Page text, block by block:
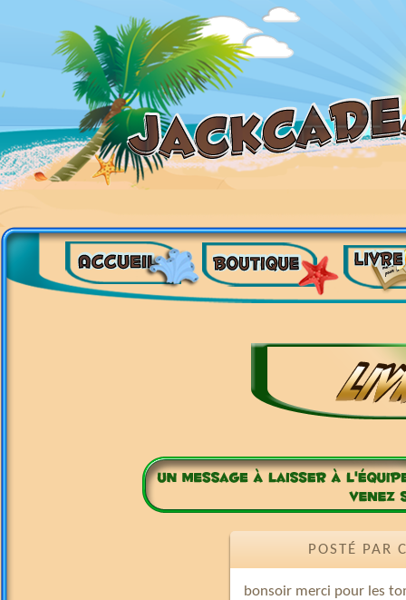
POSTÉ PAR
bonsoir merci pour les